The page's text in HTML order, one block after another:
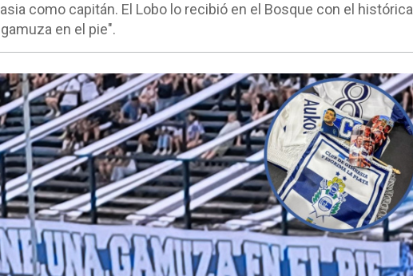
como capitán. El Lobo lo recibió en el Bosque con el histórica
en el pie".